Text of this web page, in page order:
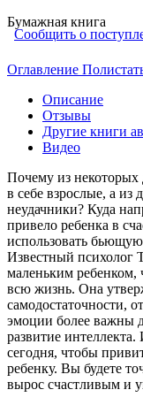
Бумажная книга
Сообщить о
Оглавление
Описание
Отзывы
Другие книги
Видео
Почему из
в себе взрослые, а из
неудачники? Куда
привело ребенка в
использовать
Известный психолог
маленьким ребенком,
всю жизнь. Она
самодостаточности,
эмоции более важны
развитие
сегодня, чтобы
ребенку. Вы будете
вырос счастливым и